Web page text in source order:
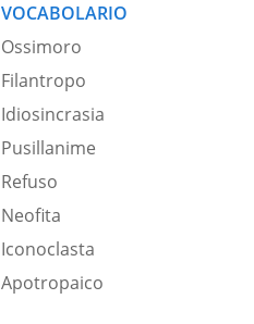
VOCABOLARIO
Ossimoro
Filantropo
Idiosincrasia
Pusillanime
Refuso
Neofita
Iconoclasta
Apotropaico